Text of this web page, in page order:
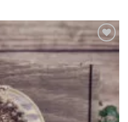
Adauga
dorinte